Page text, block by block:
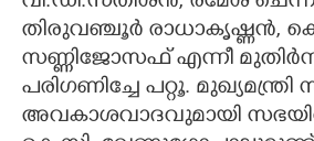
തിരുവഞ്ചൂർ രാധാകൃഷ്ണൻ,
സണ്ണിജോസഫ് എന്നീ
പരിഗണിച്ചേ പറ്റൂ.
അവകാശവാദവുമായി